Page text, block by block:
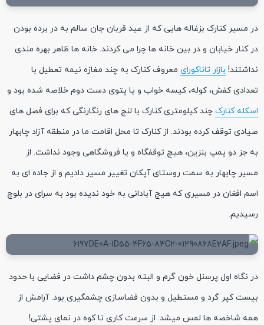
در مسیر کنارک بزغاله هایی که از عید قربان جان سالم به در برده بودن
در کنار خیابان و در بین خانه ها چرا می کردند. خانه ها ظاهر بهره مندی
نداشتند! بازار تاناکورای معروف کنارک به چند مغازه نیمه تعطیل با
تعدادی کفش، کوله، کیسه خواب و یا پتوی دست دوم خلاصه شده بود و
اسکله کنارک چند کیلومتری کنارک با لنج های رنگارنگی که برای فصل های
صیادی توقف کرده بودند. از کنارک تا محل اقامت ما در منطقه آزاد چابهار
به جز دو پمپ بنزین، هیچ توقفگاه و یا فروشگاهی وجود نداشت. از
مسیر چابهار به سمت روستای آپکان تغییر مسیر دادیم و از جاده ای به
اسم افغان در مسیری که هیچ آبادانی به خود ندیده بود به سرای در بلوچ
رسیدیم.
در نگاه اول پرسنل خون گرم و البته بدون چشم داشت در فضایی با حدود
بیست کپر گرد و مستطیل و بدون فضاسازی چشمگیری بود. آرامش از
همه شاخصه ها لمس میشد. از سرعت کاری تا کوه در نمای پشتی!